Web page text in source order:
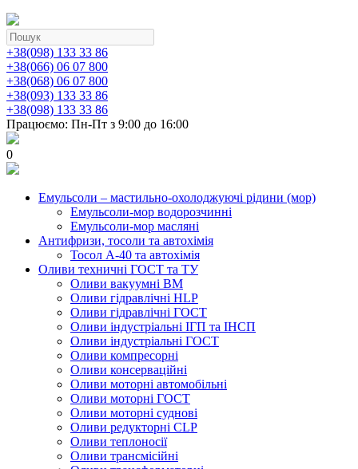
+38(098) 133 33 86
+38(066) 06 07 800
+38(068) 06 07 800
+38(093) 133 33 86
+38(098) 133 33 86
Працюємо: Пн-Пт з 9:00 до 16:00
0
Емульсоли – мастильно-охолоджуючі рідини (мор)
Емульсоли-мор водорозчинні
Емульсоли-мор масляні
Антифризи, тосоли та автохімія
Тосол А-40 та автохімія
Оливи техничні ГОСТ та ТУ
Оливи вакуумні ВМ
Оливи гідравлічні HLP
Оливи гідравлічні ГОСТ
Оливи індустріальні ІГП та ІНСП
Оливи індустріальні ГОСТ
Оливи компресорні
Оливи консерваційні
Оливи моторні автомобільні
Оливи моторні ГОСТ
Оливи моторні суднові
Оливи редукторні CLP
Оливи теплоносії
Оливи трансмісійні